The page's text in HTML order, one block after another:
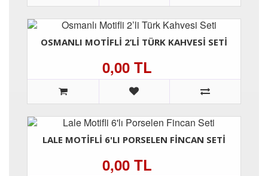
OSMANLI MOTIFLI 2’LI TÜRK KAHVESI SETI
0,00 TL
LALE MOTIFLI 6'LI PORSELEN FINCAN SETI
0,00 TL